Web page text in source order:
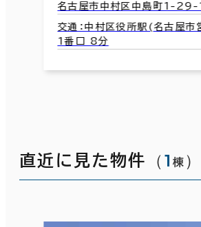
名古屋市中村区中島町1-29-
交通：中村区役所駅(名古屋市
1番口 8分
直近に見た物件 （1 棟 ）